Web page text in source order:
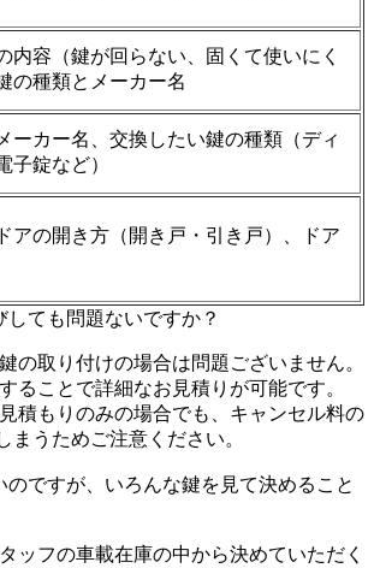
内容（鍵が回らない、固くて使いにく
の種類とメーカー名
ーカー名、交換したい鍵の種類（ディ
子錠など）
アの開き方（開き戸・引き戸）、ドア
しても問題ないですか？
の取り付けの場合は問題ございません。
ることで詳細なお見積りが可能です。
積もりのみの場合でも、キャンセル料の
まうためご注意ください。
のですが、いろんな鍵を見て決めること
ッフの車載在庫の中から決めていただく